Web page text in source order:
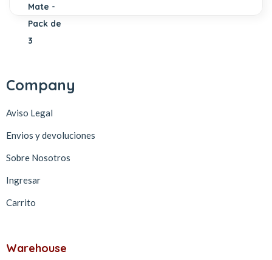
Company
Aviso Legal
Envios y devoluciones
Sobre Nosotros
Ingresar
Carrito
Warehouse